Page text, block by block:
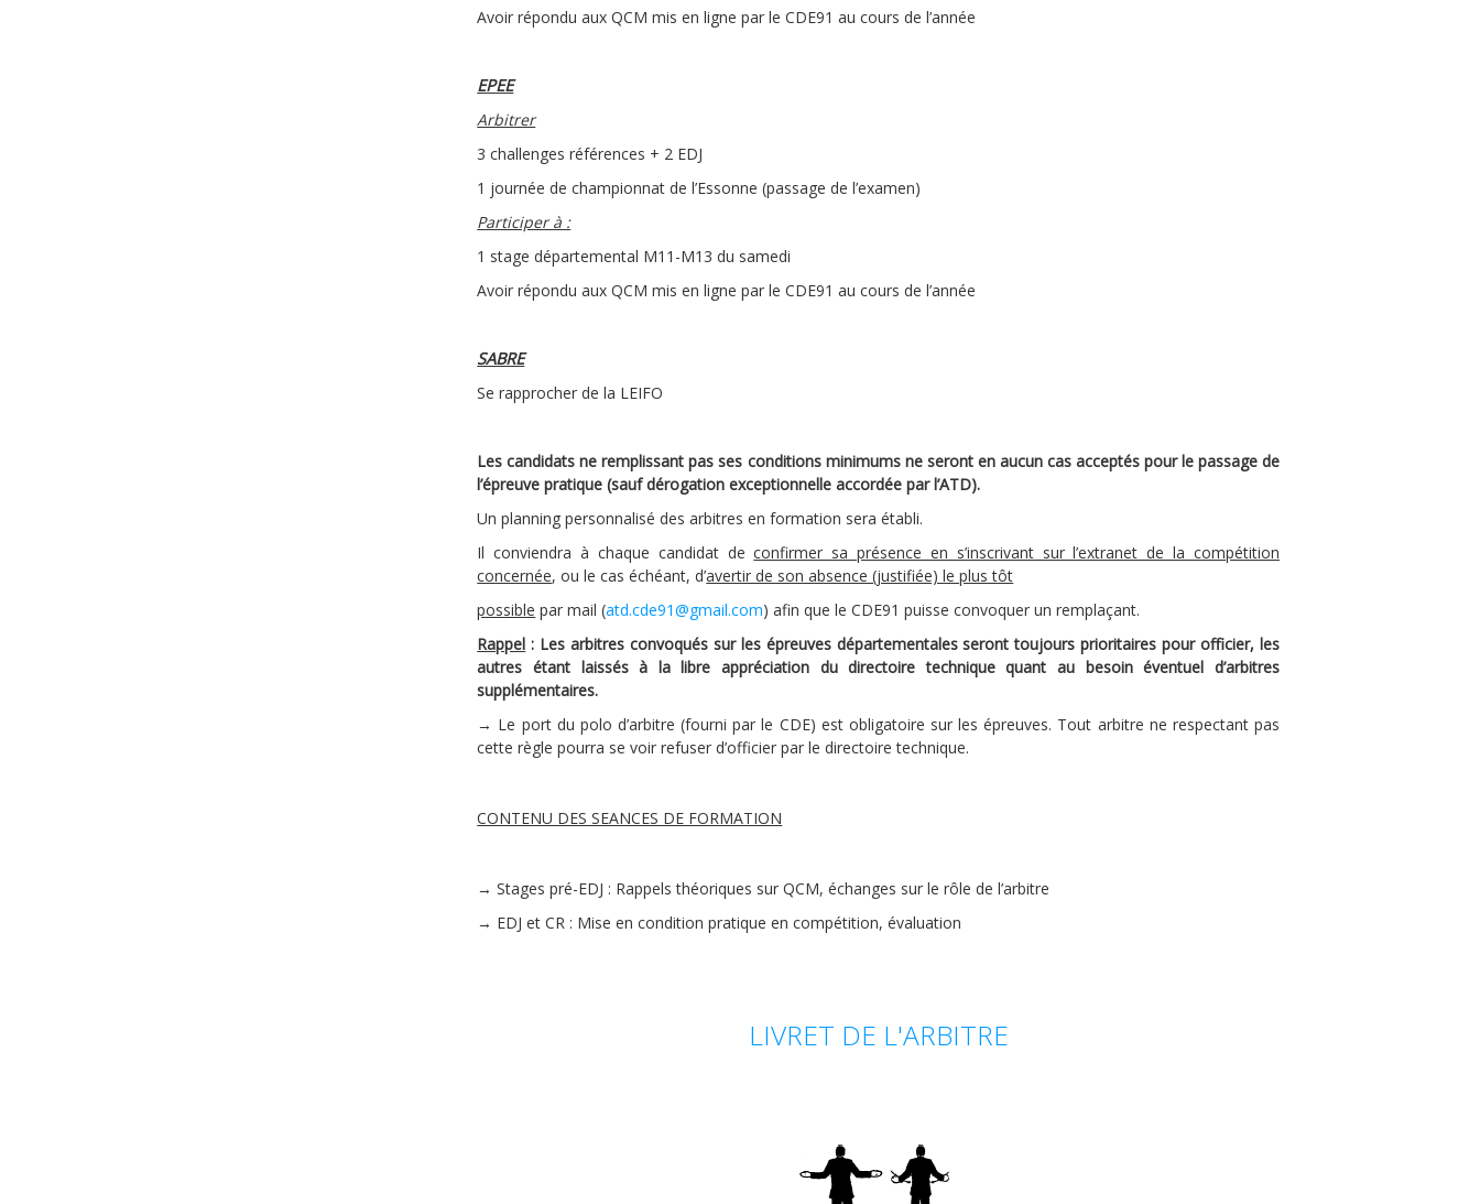
Avoir répondu aux QCM mis en ligne par le CDE91 au cours de l’année
EPEE
Arbitrer
3 challenges références + 2 EDJ
1 journée de championnat de l’Essonne (passage de l’examen)
Participer à :
1 stage départemental M11-M13 du samedi
Avoir répondu aux QCM mis en ligne par le CDE91 au cours de l’année
SABRE
Se rapprocher de la LEIFO
Les candidats ne remplissant pas ses conditions minimums ne seront en aucun cas acceptés pour le passage de
l’épreuve pratique (sauf dérogation exceptionnelle accordée par l’ATD).
Un planning personnalisé des arbitres en formation sera établi.
Il conviendra à chaque candidat deconfirmer sa présence en s’inscrivant sur l’extranet de la compétition
concernée, ou le cas échéant, d’avertir de son absence (justifiée) le plus tôt
possible par mail (atd.cde91@gmail.com) afin que le CDE91 puisse convoquer un remplaçant.
Rappel : Les arbitres convoqués sur les épreuves départementales seront toujours prioritaires pour officier, les
autres étant laissés à la libre appréciation du directoire technique quant au besoin éventuel d’arbitres
supplémentaires.
→ Le port du polo d’arbitre (fourni par le CDE) est obligatoire sur les épreuves. Tout arbitre ne respectant pas
cette règle pourra se voir refuser d’officier par le directoire technique.
CONTENU DES SEANCES DE FORMATION
→ Stages pré-EDJ : Rappels théoriques sur QCM, échanges sur le rôle de l’arbitre
→ EDJ et CR : Mise en condition pratique en compétition, évaluation
LIVRET DE L'ARBITRE